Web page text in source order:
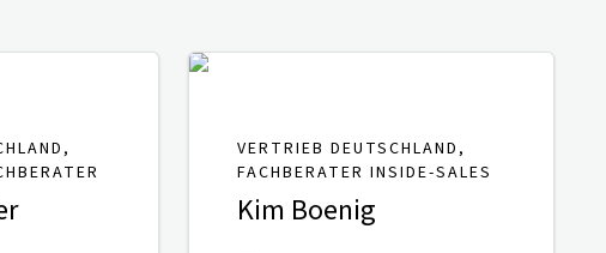
VERTRIEB DEUTSCHLAND,
FACHBERATER INSIDE-SALES
Kim Boenig